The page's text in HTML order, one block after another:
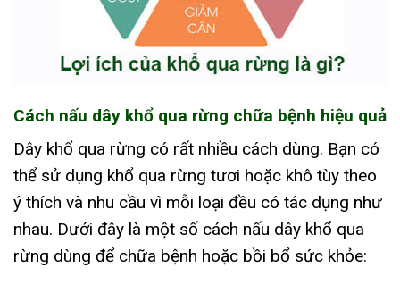
Cách nấu dây khổ qua rừng chữa bệnh hiệu quả
Dây khổ qua rừng có rất nhiều cách dùng. Bạn có
thể sử dụng khổ qua rừng tươi hoặc khô tùy theo
ý thích và nhu cầu vì mỗi loại đều có tác dụng như
nhau. Dưới đây là một số cách nấu dây khổ qua
rừng dùng để chữa bệnh hoặc bồi bổ sức khỏe: